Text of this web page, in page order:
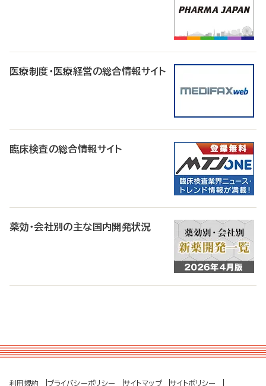
医療制度・医療経営の総合情報サイト
臨床検査の総合情報サイト
薬効・会社別の主な国内開発状況
利用規約 プライバシーポリシー サイトマップ サイトポリシー